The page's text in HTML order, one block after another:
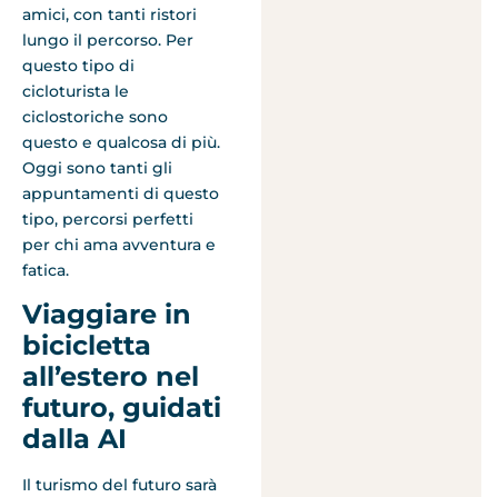
amici, con tanti ristori
lungo il percorso. Per
questo tipo di
cicloturista le
ciclostoriche sono
questo e qualcosa di più.
Oggi sono tanti gli
appuntamenti di questo
tipo, percorsi perfetti
per chi ama avventura e
fatica.
Viaggiare in
bicicletta
all’estero nel
futuro, guidati
dalla AI
Il turismo del futuro sarà